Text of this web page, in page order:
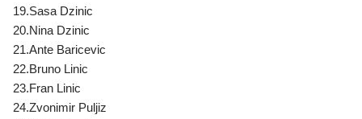
19.Sasa Dzinic
20.Nina Dzinic
21.Ante Baricevic
22.Bruno Linic
23.Fran Linic
24.Zvonimir Puljiz